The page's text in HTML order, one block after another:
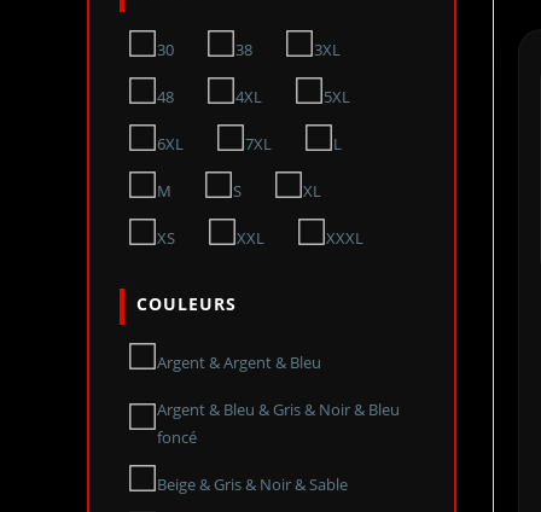
30 38 3XL
48 4XL 5XL
6XL 7XL L
M S XL
XS XXL XXXL
COULEURS
Argent & Argent & Bleu
Argent & Bleu & Gris & Noir & Bleu
foncé
Beige & Gris & Noir & Sable